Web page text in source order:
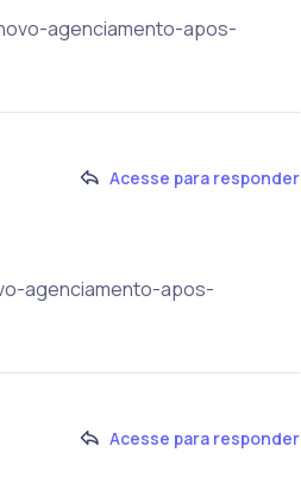
agenciamento-apos-
Acesse para responder
agenciamento-apos-
Acesse para responder